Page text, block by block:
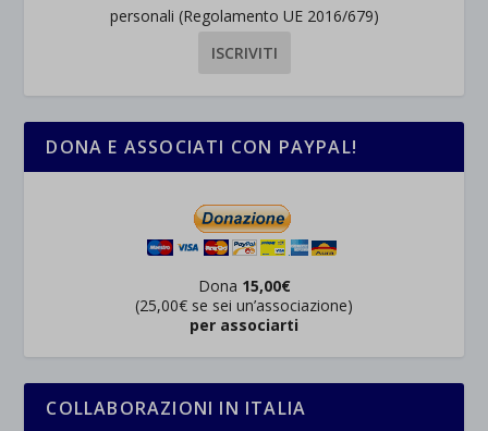
personali (Regolamento UE 2016/679)
DONA E ASSOCIATI CON PAYPAL!
Dona 15,00€
(25,00€ se sei un’associazione)
per associarti
COLLABORAZIONI IN ITALIA